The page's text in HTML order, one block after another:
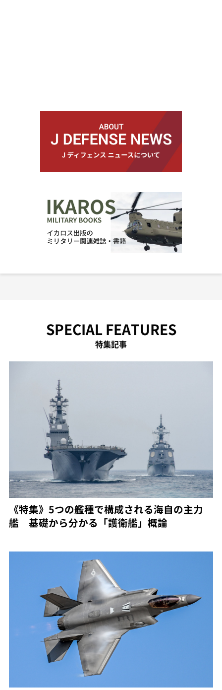
SPECIAL FEATURES
特集記事
《特集》5つの艦種で構成される海自の主力
艦 基礎から分かる「護衛艦」概論